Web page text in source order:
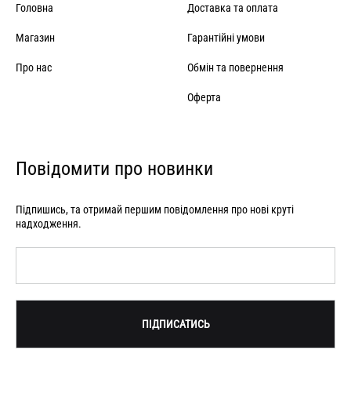
Головна
Магазин
Про нас
Доставка та оплата
Гарантійні умови
Обмін та повернення
Оферта
Повідомити про новинки
Підпишись, та отримай першим повідомлення про нові круті
надходження.